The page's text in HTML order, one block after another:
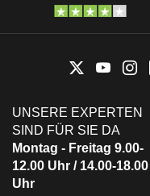
UNSERE EXPERTEN
SIND FÜR SIE DA
Montag - Freitag 9.00-
12.00 Uhr / 14.00-18.00
Uhr